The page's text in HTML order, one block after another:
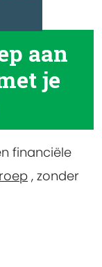
aan
je
financiële
, zonder